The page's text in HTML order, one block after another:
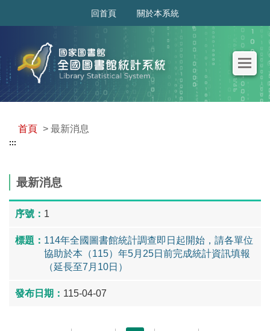
回首頁 關於本系統
首頁 > 最新消息
:::
最新消息
1
114年全國圖書館統計調查即日起開始，請各單位
協助於本（115）年5月25日前完成統計資訊填報
（延長至7月10日）
115-04-07